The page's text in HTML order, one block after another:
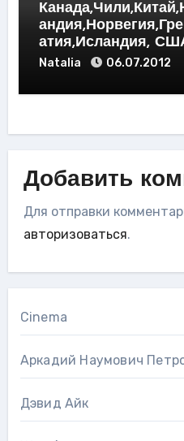
атия,Исландия,
Natalia 06.07.2012
Добавить
Для отправки
авторизоваться.
Cinema
Аркадий Наумович
Дэвид Айк